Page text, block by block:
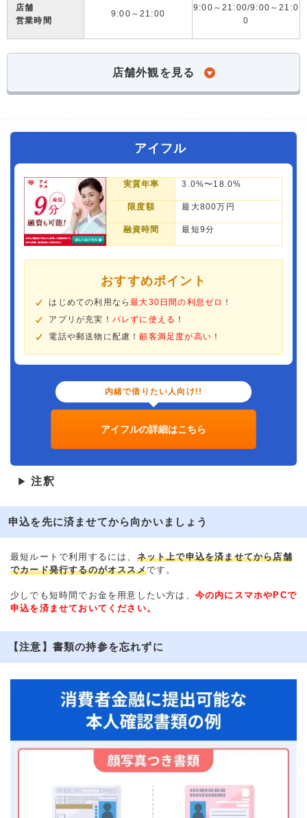
店舗
営業時間
9:00～21:00
9:00～21:00/9:00～21:0
0
店舗外観を見る
アイフル
実質年率 3.0%〜18.0%
限度額 最大800万円
融資時間 最短9分
おすすめポイント
はじめての利用なら最大30日間の利息ゼロ ！
アプリが充実！ バレずに使える ！
電話や郵送物に配慮！顧客満足度が高い ！
内緒で借りたい人向け!!
アイフルの詳細はこちら
▶ 注釈
申込を先に済ませてから向かいましょう
最短ルートで利用するには、 ネット上で申込を済ませてから店舗
でカード発行するのがオススメです。
少しでも短時間でお金を用意したい方は、 今の内にスマホやPCで
申込を済ませておいてください。
【注意】書類の持参を忘れずに